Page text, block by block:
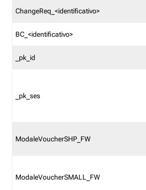
ChangeReq_<identificativo>
BC_<identificativo>
_pk_id
_pk_ses
ModaleVoucherSHP_FW
ModaleVoucherSMALL_FW